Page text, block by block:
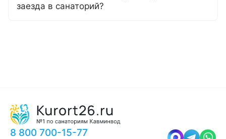
заезда в санаторий?
8 800 700-15-77